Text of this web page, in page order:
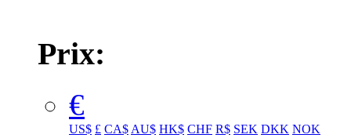
Prix:
€
US$ £ CA$ AU$ HK$ CHF R$ SEK DKK NOK